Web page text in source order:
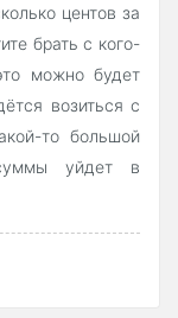
центов за
брать с кого-
можно будет
возиться с
то большой
уйдет в